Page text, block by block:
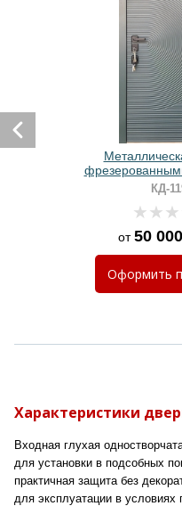
МДФ (покраска
цвет)
КД-
от50 000
Оформить
Характеристики
Входная глухая
для установки в подсобных
практичная защита без
для эксплуатации в